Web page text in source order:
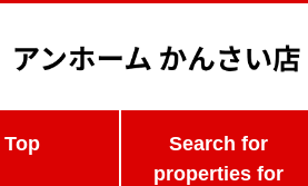
Top
Search for
properties for